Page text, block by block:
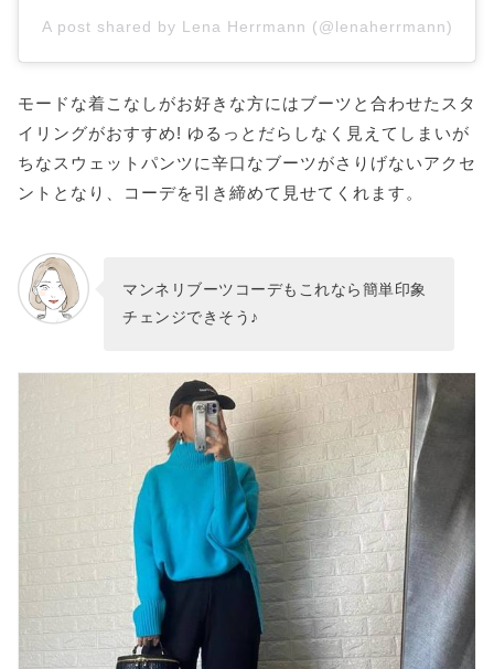
A post shared by Lena Herrmann (@lenaherrmann)
モードな着こなしがお好きな方にはブーツと合わせたスタ
イリングがおすすめ! ゆるっとだらしなく見えてしまいが
ちなスウェットパンツに辛口なブーツがさりげないアクセ
ントとなり、コーデを引き締めて見せてくれます。
マンネリブーツコーデもこれなら簡単印象
チェンジできそう♪